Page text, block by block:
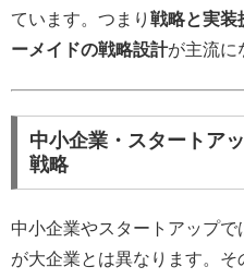
ています。つまり 戦略と実装
ーメイドの戦略設計が主流に
中小企業・スタートア
戦略
中小企業やスタートアップ
が大企業とは異なります。